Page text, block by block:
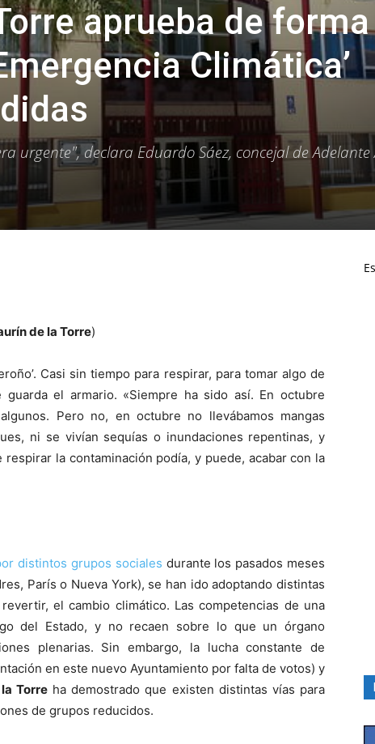
aprueba de forma
Climática’
urgente", declara Eduardo Sáez, concejal de
de la Torre)
Casi sin tiempo para respirar, para tomar algo de
el armario. «Siempre ha sido así. En octubre
Pero no, en octubre no llevábamos mangas
ni se vivían sequías o inundaciones repentinas, y
la contaminación podía, y puede, acabar con la
distintos grupos sociales durante los pasados meses
París o Nueva York), se han ido adoptando distintas
el cambio climático. Las competencias de una
del Estado, y no recaen sobre lo que un órgano
plenarias. Sin embargo, la lucha constante de
en este nuevo Ayuntamiento por falta de votos) y
Torre ha demostrado que existen distintas vías para
de grupos reducidos.